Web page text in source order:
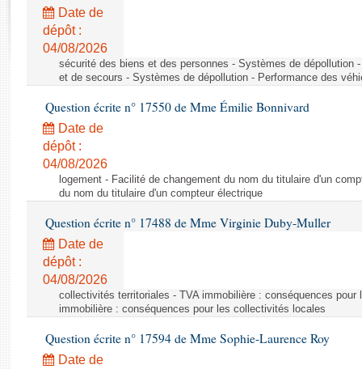
Rapports législatifs
Rapports sur l'application des lois
Baromètre de l’application des lois
Dossiers législatifs
Budget et sécurité sociale
Questions écrites et orales
Comptes rendus des débats
Date de
dépôt :
04/08/2026
sécurité des biens et des personnes - Systèmes de dépollution
et de secours - Systèmes de dépollution - Performance des
Question écrite n° 17550 de Mme Émilie Bonnivard
Date de
dépôt :
04/08/2026
logement - Facilité de changement du nom du titulaire d'un
du nom du titulaire d'un compteur électrique
Question écrite n° 17488 de Mme Virginie Duby-Muller
Date de
dépôt :
04/08/2026
collectivités territoriales - TVA immobilière : conséquences
immobilière : conséquences pour les collectivités locales
Question écrite n° 17594 de Mme Sophie-Laurence Roy
Date de